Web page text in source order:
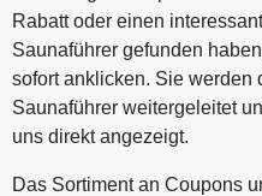
Rabatt oder einen
Saunaführer gefunden
sofort anklicken. Sie werden
Saunaführer weitergeleitet
uns direkt angezeigt.
Das Sortiment an Coupons